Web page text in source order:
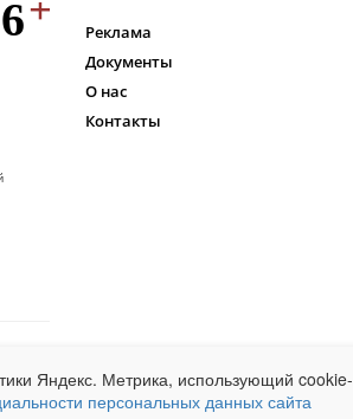
Реклама
Документы
О нас
Контакты
Яндекс. Метрика, использующий cookie-
персональных данных сайта